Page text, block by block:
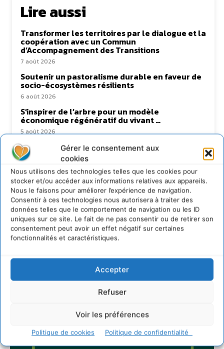
Gérer le consentement aux
cookies
Nous utilisons des technologies telles que les cookies pour
stocker et/ou accéder aux informations relatives aux appareils.
Nous le faisons pour améliorer l’expérience de navigation.
Consentir à ces technologies nous autorisera à traiter des
données telles que le comportement de navigation ou les ID
uniques sur ce site. Le fait de ne pas consentir ou de retirer son
consentement peut avoir un effet négatif sur certaines
fonctionnalités et caractéristiques.
Accepter
Refuser
Voir les préférences
Politique de cookies Politique de confidentialité
Lire aussi
Transformer les territoires par le dialogue et la
coopération avec un Commun
d’Accompagnement des Transitions
7 août 2026
Soutenir un pastoralisme durable en faveur de
socio-écosystèmes résilients
6 août 2026
S’inspirer de l’arbre pour un modèle
économique régénératif du vivant …
5 août 2026
IPBES : le « GIEC de la biodiversité » appelle les
entreprises à devenir des alliées du vivant
4 août 2026
Newsletter
JE M'ABONNE